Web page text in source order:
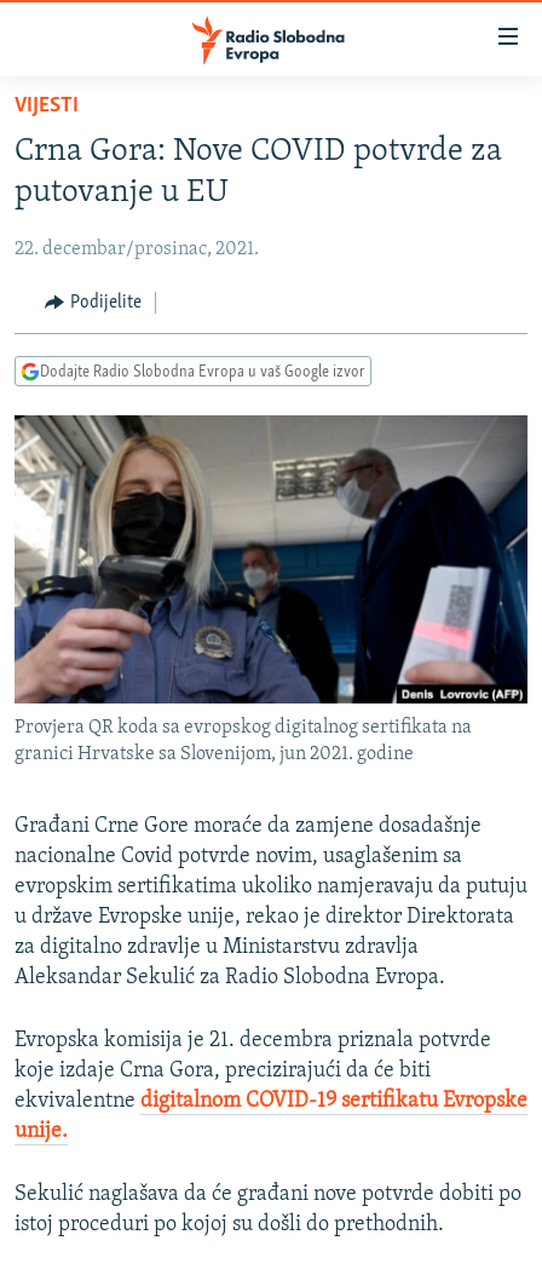
Pređite
glavni
sadržaj
Pređite
na
navigaciju
Pređite
na
SRBIJA
KOSOVO
CRNA GORA
VIDEO
FOTOGALERIJE
INFOGRAFIKE
PODCASTI
RAT U UKRAJINI
KINA NA BALKANU
RSE PRIČE IZ SVIJETA
ISPRIČAJ MI
DNEVNO@RSE
SPECIJALI RSE
VIŠE OD NASLOVA
GENOCID U SREBRENICI
TV LIBERTY
POST SCRIPTUM
MOJA EVROPA
TRI DECENIJE OD RATA U BIH
NASTANAK I RASPAD JUGOSLAVIJE
PRATITE NAS
Sve RFE/RL stranice
VIJESTI
Crna Gora: Nove COVID potvrde za
putovanje u EU
22. decembar/prosinac, 2021.
Podijelite
Dodajte Radio Slobodna Evropa u vaš Google izvor
Provjera QR koda sa evropskog digitalnog sertifikata na
granici Hrvatske sa Slovenijom, jun 2021. godine
Građani Crne Gore moraće da zamjene dosadašnje
nacionalne Covid potvrde novim, usaglašenim sa
evropskim sertifikatima ukoliko namjeravaju da putuju
u države Evropske unije, rekao je direktor Direktorata
za digitalno zdravlje u Ministarstvu zdravlja
Aleksandar Sekulić za Radio Slobodna Evropa.
Evropska komisija je 21. decembra priznala potvrde
koje izdaje Crna Gora, precizirajući da će biti
ekvivalentne digitalnom COVID-19 sertifikatu Evropske
unije.
Sekulić naglašava da će građani nove potvrde dobiti po
istoj proceduri po kojoj su došli do prethodnih.